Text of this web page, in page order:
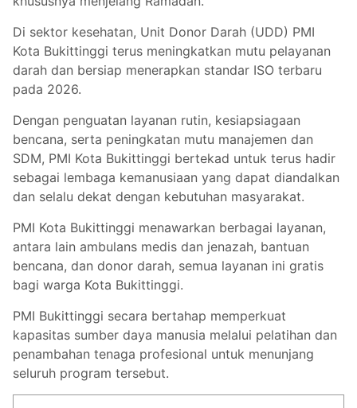
Di sektor kesehatan, Unit Donor Darah (UDD) PMI
Kota Bukittinggi terus meningkatkan mutu pelayanan
darah dan bersiap menerapkan standar ISO terbaru
pada 2026.
Dengan penguatan layanan rutin, kesiapsiagaan
bencana, serta peningkatan mutu manajemen dan
SDM, PMI Kota Bukittinggi bertekad untuk terus hadir
sebagai lembaga kemanusiaan yang dapat diandalkan
dan selalu dekat dengan kebutuhan masyarakat.
PMI Kota Bukittinggi menawarkan berbagai layanan,
antara lain ambulans medis dan jenazah, bantuan
bencana, dan donor darah, semua layanan ini gratis
bagi warga Kota Bukittinggi.
PMI Bukittinggi secara bertahap memperkuat
kapasitas sumber daya manusia melalui pelatihan dan
penambahan tenaga profesional untuk menunjang
seluruh program tersebut.